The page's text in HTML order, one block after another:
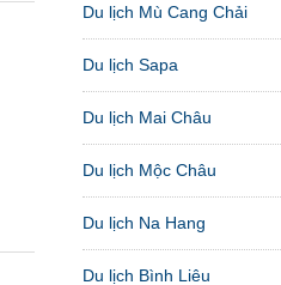
Du lịch Mù Cang Chải
Du lịch Sapa
Du lịch Mai Châu
Du lịch Mộc Châu
Du lịch Na Hang
Du lịch Bình Liêu